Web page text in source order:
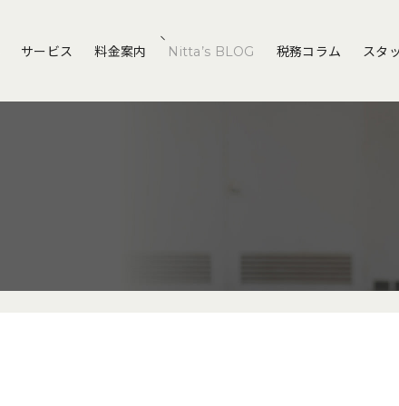
サービス 料金案内 Nitta’s BLOG 税務コラム スタ